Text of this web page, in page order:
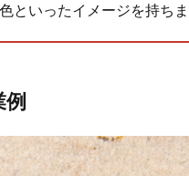
といったイメージを持ちま